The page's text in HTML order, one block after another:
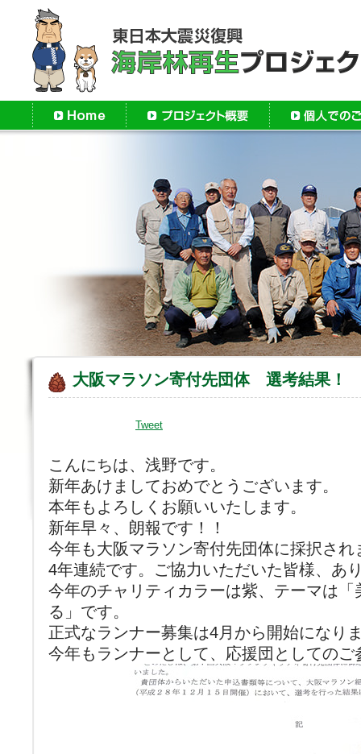
大阪マラソン寄付先団体 選考結果！
Tweet
こんにちは、浅野です。
新年あけましておめでとうございます。
本年もよろしくお願いいたします。
新年早々、朗報です！！
今年も大阪マラソン寄付先団体に採択され
4年連続です。ご協力いただいた皆様、あ
今年のチャリティカラーは紫、テーマは
る」です。
正式なランナー募集は4月から開始になり
今年もランナーとして、応援団としての